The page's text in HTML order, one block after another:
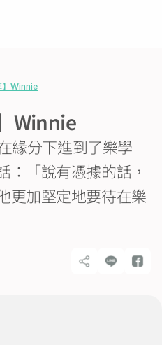
】Winnie
Winnie
緣分下進到了樂學
：「說有憑據的話，
更加堅定地要待在樂